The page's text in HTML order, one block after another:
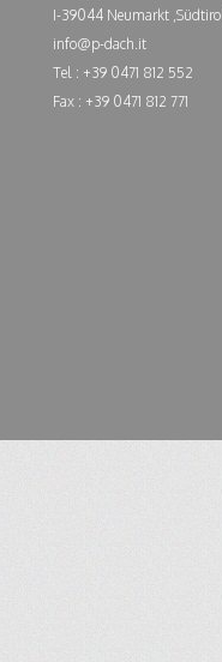
I-39044 Neumarkt ,Südtirol
info@p-dach.it
Tel : +39 0471 812 552
Fax : +39 0471 812 771